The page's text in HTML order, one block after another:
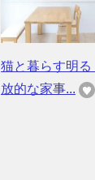
猫と暮らす明る
放的な家事...